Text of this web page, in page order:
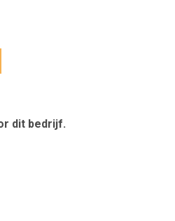
dit bedrijf.